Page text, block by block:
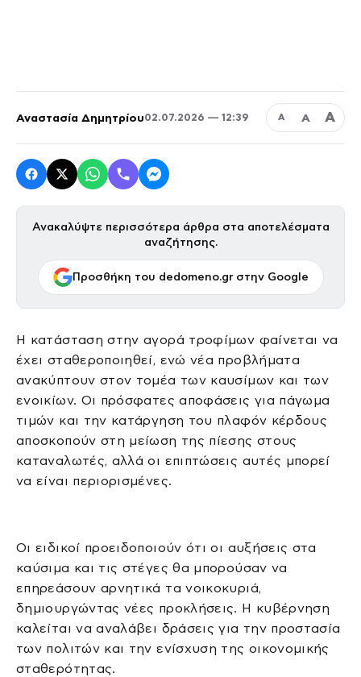
Αναστασία Δημητρίου02.07.2026 — 12:39 Α Α Α
Ανακαλύψτε περισσότερα άρθρα στα αποτελέσματα
αναζήτησης.
Προσθήκη του dedomeno.gr στην Google
Η κατάσταση στην αγορά τροφίμων φαίνεται να
έχει σταθεροποιηθεί, ενώ νέα προβλήματα
ανακύπτουν στον τομέα των καυσίμων και των
ενοικίων. Οι πρόσφατες αποφάσεις για πάγωμα
τιμών και την κατάργηση του πλαφόν κέρδους
αποσκοπούν στη μείωση της πίεσης στους
καταναλωτές, αλλά οι επιπτώσεις αυτές μπορεί
να είναι περιορισμένες.
Οι ειδικοί προειδοποιούν ότι οι αυξήσεις στα
καύσιμα και τις στέγες θα μπορούσαν να
επηρεάσουν αρνητικά τα νοικοκυριά,
δημιουργώντας νέες προκλήσεις. Η κυβέρνηση
καλείται να αναλάβει δράσεις για την προστασία
των πολιτών και την ενίσχυση της οικονομικής
σταθερότητας.